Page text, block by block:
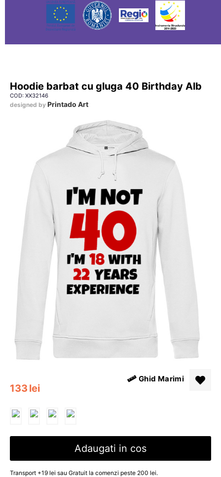
Hoodie barbat cu gluga 40 Birthday Alb
COD: XX32146
designed by Printado Art
133 lei
Ghid Marimi
Adaugati in cos
Transport +19 lei sau Gratuit la comenzi peste 200 lei.